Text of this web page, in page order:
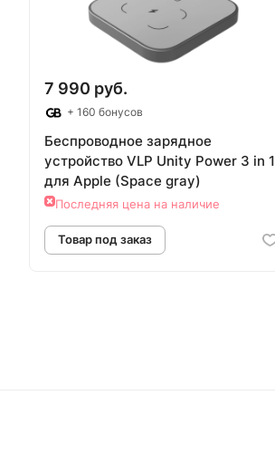
7 990 руб.
+ 160 бонусов
Беспроводное зарядное
устройствo VLP Unity Power 3 in 1
для Apple (Space gray)
Последняя цена на наличие